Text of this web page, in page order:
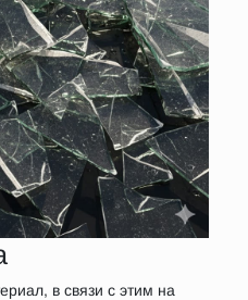
в связи с этим на